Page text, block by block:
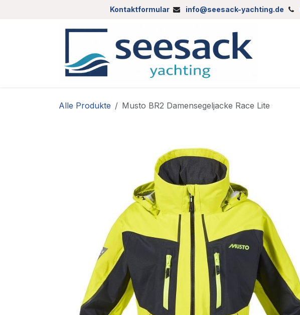
Kontaktformular info@seesack-yachting.de
Alle Produkte Musto BR2 Damensegeljacke Race Lite